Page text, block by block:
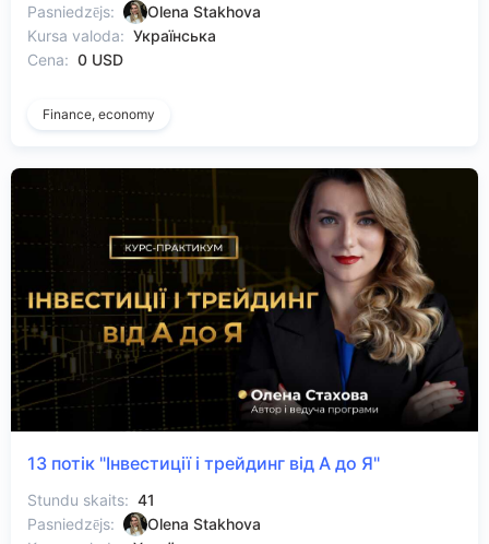
Pasniedzējs:
Olena Stakhova
Kursa valoda: Українська
Cena: 0 USD
Finance, economy
13 потік "Інвестиції і трейдинг від А до Я"
Stundu skaits: 41
Pasniedzējs:
Olena Stakhova